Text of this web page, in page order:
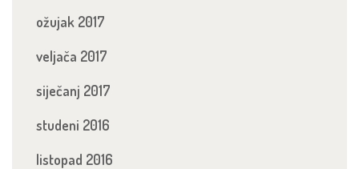
ožujak 2017
veljača 2017
siječanj 2017
studeni 2016
listopad 2016